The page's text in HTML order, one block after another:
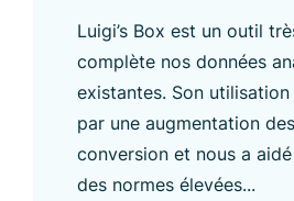
Luigi’s Box est un outil
complète nos données
existantes. Son
par une augmentation
conversion et nous a
des normes élevées...